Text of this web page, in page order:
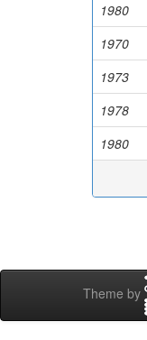
1980
1970
1973
1978
1980
Theme by